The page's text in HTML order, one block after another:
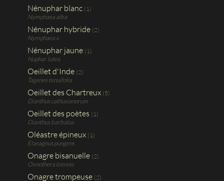
Nénuphar blanc (1)
Nymphaea alba
Nénuphar hybride (2)
Nymphaea x
Nénuphar jaune (1)
Nuphar lutea
Oeillet d'Inde (2)
Tagenes tenuifolia
Oeillet des Chartreux (5)
Dianthus cathusianorum
Oeillet des poètes (1)
Dianthus barbatus
Oléastre épineux (1)
Elaeagnus pungens
Onagre bisanuelle (2)
Oenothera biennis
Onagre trompeuse (2)